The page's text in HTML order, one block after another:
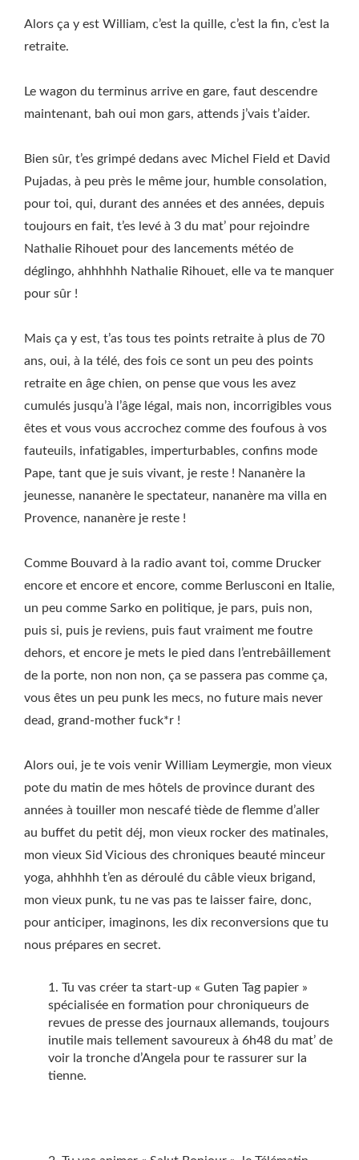
Alors ça y est William, c’est la quille, c’est la fin, c’est la
retraite.
Le wagon du terminus arrive en gare, faut descendre
maintenant, bah oui mon gars, attends j’vais t’aider.
Bien sûr, t’es grimpé dedans avec Michel Field et David
Pujadas, à peu près le même jour, humble consolation,
pour toi, qui, durant des années et des années, depuis
toujours en fait, t’es levé à 3 du mat’ pour rejoindre
Nathalie Rihouet pour des lancements météo de
déglingo, ahhhhhh Nathalie Rihouet, elle va te manquer
pour sûr !
Mais ça y est, t’as tous tes points retraite à plus de 70
ans, oui, à la télé, des fois ce sont un peu des points
retraite en âge chien, on pense que vous les avez
cumulés jusqu’à l’âge légal, mais non, incorrigibles vous
êtes et vous vous accrochez comme des foufous à vos
fauteuils, infatigables, imperturbables, confins mode
Pape, tant que je suis vivant, je reste ! Nananère la
jeunesse, nananère le spectateur, nananère ma villa en
Provence, nananère je reste !
Comme Bouvard à la radio avant toi, comme Drucker
encore et encore et encore, comme Berlusconi en Italie,
un peu comme Sarko en politique, je pars, puis non,
puis si, puis je reviens, puis faut vraiment me foutre
dehors, et encore je mets le pied dans l’entrebâillement
de la porte, non non non, ça se passera pas comme ça,
vous êtes un peu punk les mecs, no future mais never
dead, grand-mother fuck*r !
Alors oui, je te vois venir William Leymergie, mon vieux
pote du matin de mes hôtels de province durant des
années à touiller mon nescafé tiède de flemme d’aller
au buffet du petit déj, mon vieux rocker des matinales,
mon vieux Sid Vicious des chroniques beauté minceur
yoga, ahhhhh t’en as déroulé du câble vieux brigand,
mon vieux punk, tu ne vas pas te laisser faire, donc,
pour anticiper, imaginons, les dix reconversions que tu
nous prépares en secret.
Tu vas créer ta start-up « Guten Tag papier »
spécialisée en formation pour chroniqueurs de
revues de presse des journaux allemands, toujours
inutile mais tellement savoureux à 6h48 du mat’ de
voir la tronche d’Angela pour te rassurer sur la
tienne.